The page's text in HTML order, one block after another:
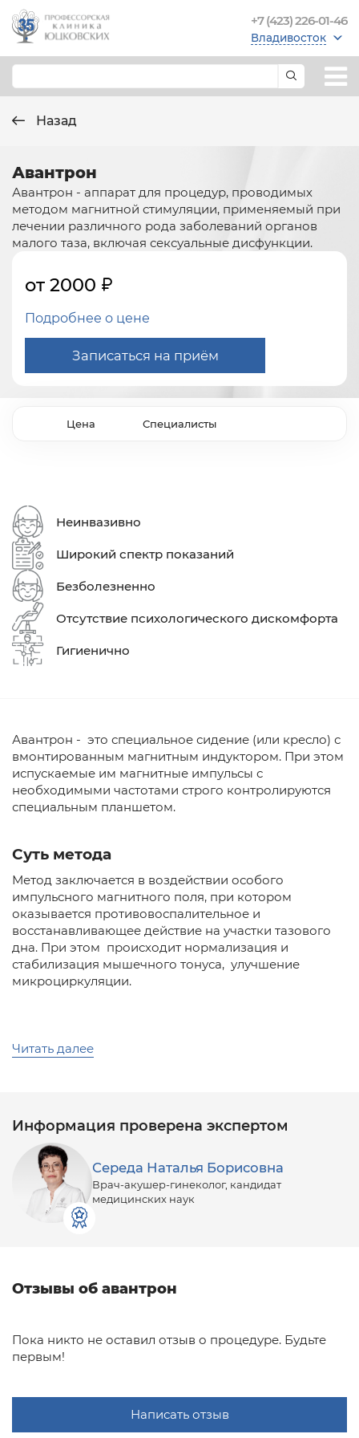
+7 (423) 226-01-46
Владивосток
Назад
Авантрон
Авантрон - аппарат для процедур, проводимых
методом магнитной стимуляции, применяемый при
лечении различного рода заболеваний органов
малого таза, включая сексуальные дисфункции.
от 2000
Подробнее о цене
Записаться на приём
Цена Специалисты
Неинвазивно
Широкий спектр показаний
Безболезненно
Отсутствие психологического дискомфорта
Гигиенично
Авантрон - это специальное сидение (или кресло) с
вмонтированным магнитным индуктором. При этом
испускаемые им магнитные импульсы с
необходимыми частотами строго контролируются
специальным планшетом.
Суть метода
Метод заключается в воздействии особого
импульсного магнитного поля, при котором
оказывается противовоспалительное и
восстанавливающее действие на участки тазового
дна. При этом происходит нормализация и
стабилизация мышечного тонуса, улучшение
микроциркуляции.
Как проходит процедура
около 20 минут. Для достижения лучшего лечебного
эффекта рекомендовано провести 10 процедур.
Читать далее
Информация проверена экспертом
Середа Наталья Борисовна
Врач-акушер-гинеколог, кандидат
медицинских наук
Отзывы об авантрон
Пока никто не оставил отзыв о процедуре. Будьте
первым!
Написать отзыв